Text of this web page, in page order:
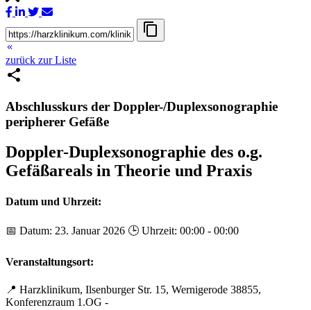
content_copy
keyboard_double_arrow_left
zurück zur Liste
share
Abschlusskurs der Doppler-/Duplexsonographie
peripherer Gefäße
Doppler-Duplexsonographie des o.g.
Gefäßareals in Theorie und Praxis
Datum und Uhrzeit:
📅 Datum: 23. Januar 2026 🕒 Uhrzeit: 00:00 - 00:00
Veranstaltungsort:
📍 Harzklinikum, Ilsenburger Str. 15, Wernigerode 38855,
Konferenzraum 1.OG -